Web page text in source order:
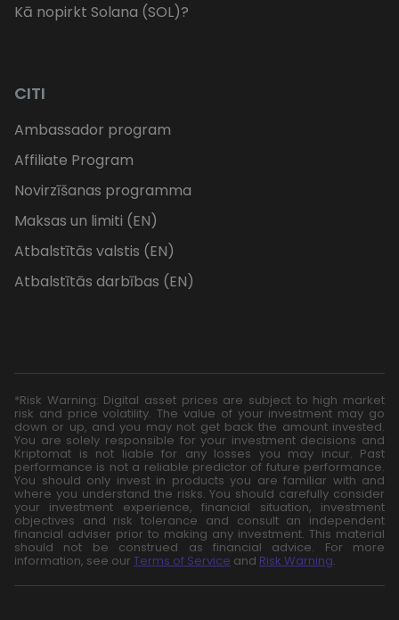
Kā nopirkt Solana (SOL)?
CITI
Ambassador program
Affiliate Program
Novirzīšanas programma
Maksas un limiti (EN)
Atbalstītās valstis (EN)
Atbalstītās darbības (EN)
*Risk Warning: Digital asset prices are subject to high market
risk and price volatility. The value of your investment may go
down or up, and you may not get back the amount invested.
You are solely responsible for your investment decisions and
Kriptomat is not liable for any losses you may incur. Past
performance is not a reliable predictor of future performance.
You should only invest in products you are familiar with and
where you understand the risks. You should carefully consider
your investment experience, financial situation, investment
objectives and risk tolerance and consult an independent
financial adviser prior to making any investment. This material
should not be construed as financial advice. For more
information, see our Terms of Service and Risk Warning.